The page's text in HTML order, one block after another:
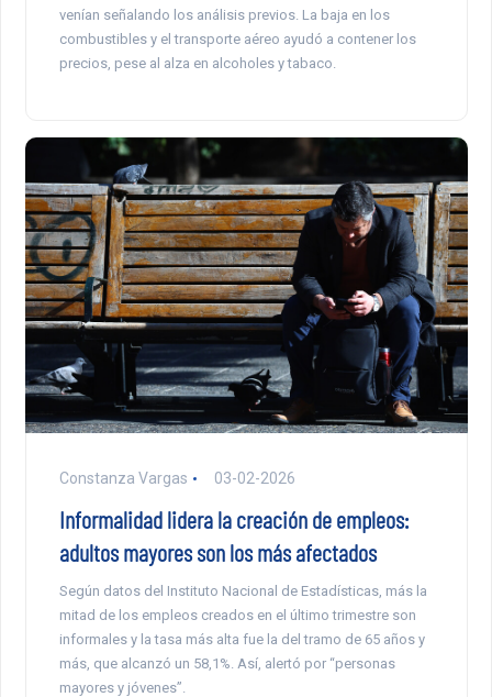
venían señalando los análisis previos. La baja en los
combustibles y el transporte aéreo ayudó a contener los
precios, pese al alza en alcoholes y tabaco.
Constanza Vargas 03-02-2026
Informalidad lidera la creación de empleos:
adultos mayores son los más afectados
Según datos del Instituto Nacional de Estadísticas, más la
mitad de los empleos creados en el último trimestre son
informales y la tasa más alta fue la del tramo de 65 años y
más, que alcanzó un 58,1%. Así, alertó por “personas
mayores y jóvenes”.